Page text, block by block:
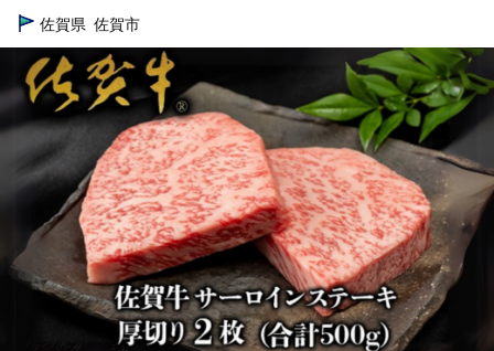
佐賀県 佐賀市